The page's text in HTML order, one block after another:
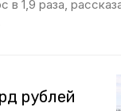
в 1,9 раза,
рублей